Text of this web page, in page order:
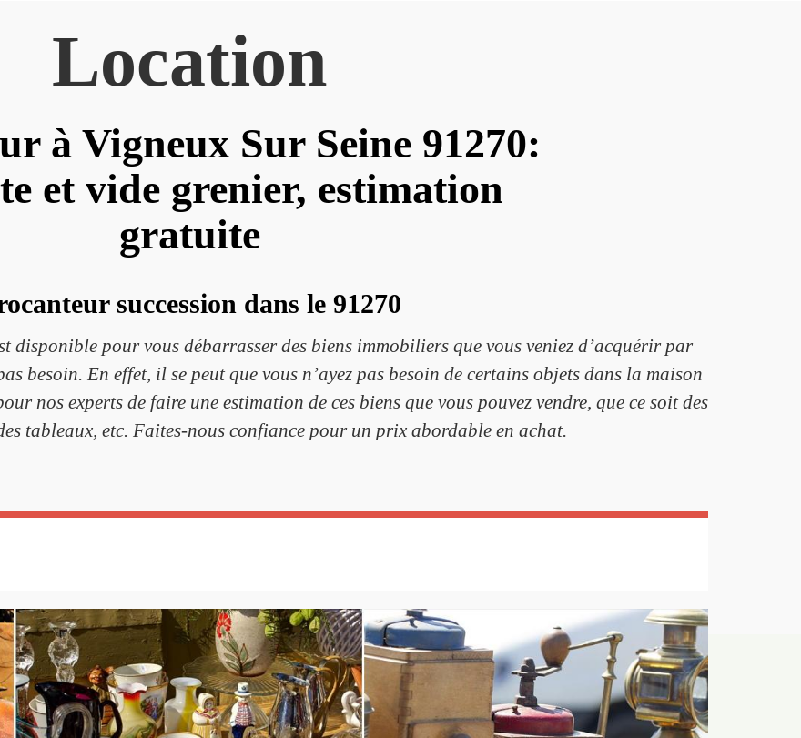
à Vigneux Sur Seine 91270:
et vide grenier, estimation
gratuite
Location
succession dans le 91270
disponible pour vous débarrasser des biens immobiliers que vous veniez d’acquérir par
besoin. En effet, il se peut que vous n’ayez pas besoin de certains objets dans la maison
nos experts de faire une estimation de ces biens que vous pouvez vendre, que ce soit des
tableaux, etc. Faites-nous confiance pour un prix abordable en achat.